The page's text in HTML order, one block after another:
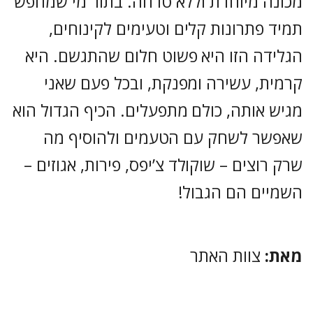
תמיד פתרונות קלים וטעימים לקינוחים,
הגלידה הזו היא פשוט חלום שהתגשם. היא
קרמית, עשירה ומפנקת, ובכל פעם שאני
מגיש אותה, כולם מתפעלים. הכיף הגדול הוא
שאפשר לשחק עם הטעמים ולהוסיף מה
שרק רוצים – שוקולד צ’יפס, פירות, אגוזים –
השמיים הם הגבול!
מאת: צוות האתר